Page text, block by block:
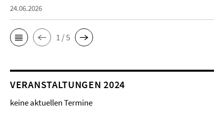
24.06.2026
1 / 5
VERANSTALTUNGEN 2024
keine aktuellen Termine